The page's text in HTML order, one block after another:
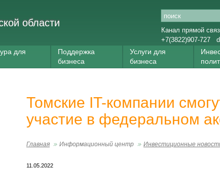
области
Канал прямой
+7(3822)907-727
для
Поддержка
бизнеса
Услуги для
бизнеса
Томские IT-компании
участие в федеральном
Главная Информационный центр Инвестиционные
11.05.2022